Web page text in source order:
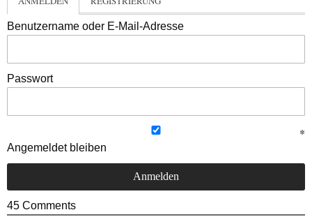
Benutzername oder E-Mail-Adresse
Passwort
Angemeldet bleiben
45 Comments